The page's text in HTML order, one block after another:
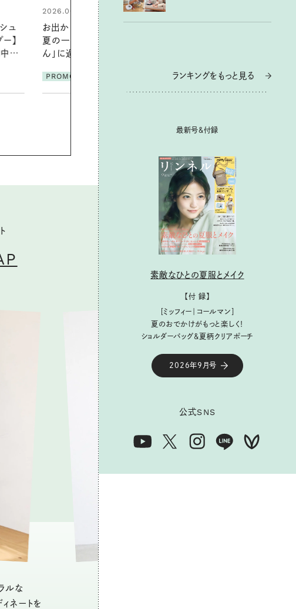
ュ
】
心
2026.06.01
お出かけ前のひと手間で変わる、
夏の一日。汗ばむ季節を「ごきげ
ん」に過ごす私の新習慣
PROMOTION
ルな
ネートを
ランキングをもっと見る
最新号＆付録
素敵なひとの夏服とメイク
【付 録】
［ミッフィー｜コールマン］
夏のおでかけがもっと楽しく！
ショルダーバッグ&夏柄クリアポーチ
2026年9月号
公式SNS